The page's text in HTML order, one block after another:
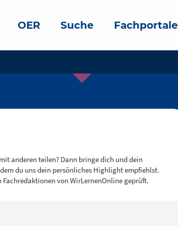
OER Suche Fachportale
anderen teilen? Dann bringe dich und dein
du uns dein persönliches Highlight empfiehlst.
von WirLernenOnline geprüft.